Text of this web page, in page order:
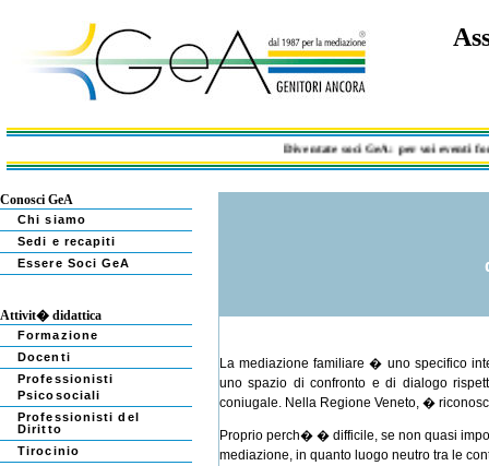
Diventate soci GeA: per voi eventi
Conosci GeA
Chi siamo
Sedi e recapiti
Essere Soci GeA
Attivit� didattica
Formazione
Docenti
Professionisti
Psicosociali
Professionisti del
Diritto
Tirocinio
La mediazione familiare � uno specifico
uno spazio di confronto e di dialogo
coniugale. Nella Regione Veneto, �
Proprio perch� � difficile, se non quasi
mediazione, in quanto luogo neutro tra le